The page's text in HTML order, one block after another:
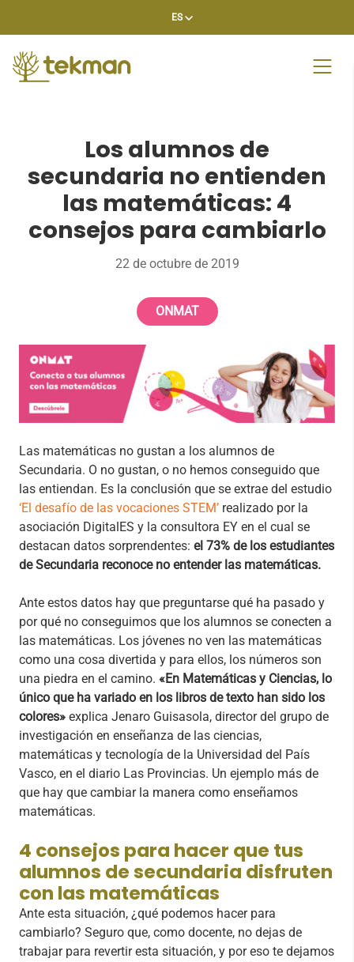
ES
Los alumnos de
secundaria no entienden
las matemáticas: 4
consejos para cambiarlo
22 de octubre de 2019
ONMAT
​Las matemáticas no gustan a los alumnos de
Secundaria. O no gustan, o no hemos conseguido que
las entiendan. Es la conclusión que se extrae del estudio
‘El desafío de las vocaciones STEM’ realizado por la
asociación DigitalES y la consultora EY en el cual se
destacan datos sorprendentes: el 73% de los estudiantes
de Secundaria reconoce no entender las matemáticas.
​Ante estos datos hay que preguntarse qué ha pasado y
por qué no conseguimos que los alumnos se conecten a
las matemáticas. Los jóvenes no ven las matemáticas
como una cosa divertida y para ellos, los números son
una piedra en el camino. «En Matemáticas y Ciencias, lo
único que ha variado en los libros de texto han sido los
colores» explica Jenaro Guisasola, director del grupo de
investigación en enseñanza de las ciencias,
matemáticas y tecnología de la Universidad del País
Vasco, en el diario Las Provincias. Un ejemplo más de
que hay que cambiar la manera como enseñamos
matemáticas.
4 consejos para hacer que tus
alumnos de secundaria disfruten
con las matemáticas
​Ante esta situación, ¿qué podemos hacer para
cambiarlo? Seguro que, como docente, no dejas de
trabajar para revertir esta situación, y por eso te dejamos